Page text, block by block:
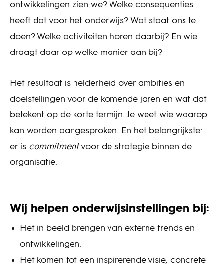
ontwikkelingen zien we? Welke consequenties
heeft dat voor het onderwijs? Wat staat ons te
doen? Welke activiteiten horen daarbij? En wie
draagt daar op welke manier aan bij?
Het resultaat is helderheid over ambities en
doelstellingen voor de komende jaren en wat dat
betekent op de korte termijn. Je weet wie waarop
kan worden aangesproken. En het belangrijkste:
er is commitmentvoor de strategie binnen de
organisatie.
Wij helpen onderwijsinstellingen bij:
Het in beeld brengen van externe trends en
ontwikkelingen.
Het komen tot een inspirerende visie, concrete